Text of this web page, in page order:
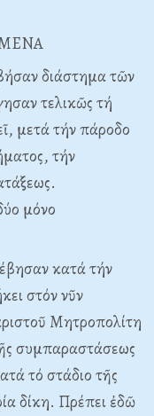
διάστημα τῶν
τελικῶς τή
μετά τήν πάροδο
τήν
μόνο
κατά τήν
στόν νῦν
Mητροπολίτη
συμπαραστάσεως
τό στάδιο τῆς
δίκη. Πρέπει ἐδῶ